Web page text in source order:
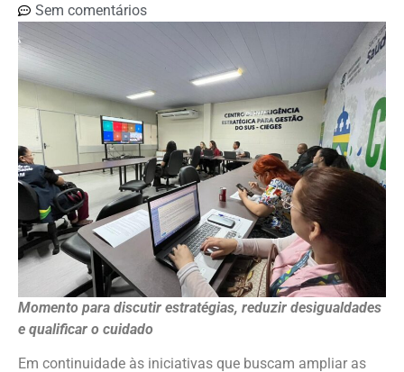
Sem comentários
Momento para discutir estratégias, reduzir desigualdades
e qualificar o cuidado
Em continuidade às iniciativas que buscam ampliar as